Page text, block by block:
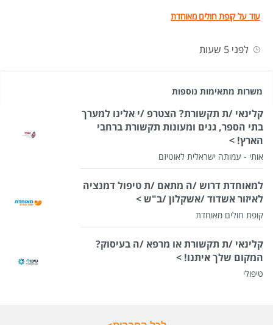
עוד על קופת חולים מאוחדת
לפני 5 שעות
משרות מתאימות נוספות
קלינאי /ת תקשורת? הצטרפ /י אלינו למערך
בתי הספר, גנים ומעונות תקשורת ברחבי
הארץ! >
אותי - עמותה ישראלית לאוטיזם
למאוחדת דרוש /ה מתאם /ת טיפול דמנציה
לאיזור אשדוד /אשקלון /ב"ש >
קופת חולים מאוחדת
קלינאי /ת תקשורת או מרפא /ה בעיסוק?
המקום שלך איתנו! >
טיפולי